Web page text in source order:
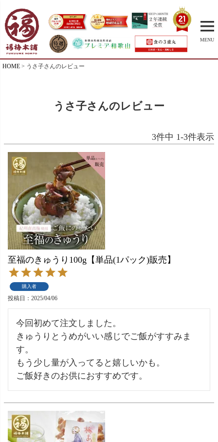
MENU
HOME うさ子さんのレビュー
うさ子さんのレビュー
3件中 1-3件表示
至福のきゅうり100g【単品(1パック)販売】
購入者
投稿日 2025/04/06
今回初めて注文しました。
きゅうりとうめがいい感じでご飯がすすみま
す。
もう少し量が入ってると嬉しいかも。
ご飯好きのお供におすすめです。